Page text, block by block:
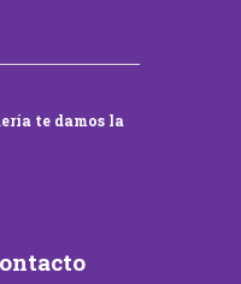
te damos la